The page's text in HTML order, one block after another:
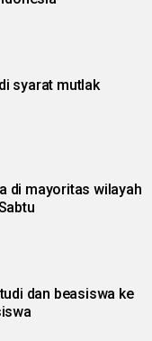
syarat mutlak
di mayoritas wilayah
dan beasiswa ke